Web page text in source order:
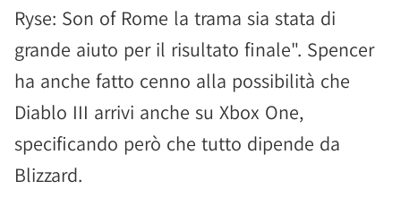
Ryse: Son of Rome la trama sia stata di
grande aiuto per il risultato finale". Spencer
ha anche fatto cenno alla possibilità che
Diablo III arrivi anche su Xbox One,
specificando però che tutto dipende da
Blizzard.